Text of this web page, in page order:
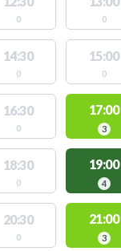
0 0
14:30
0
15:00
0
16:30
0
17:00
3
18:30
0
19:00
4
20:30
0
21:00
3